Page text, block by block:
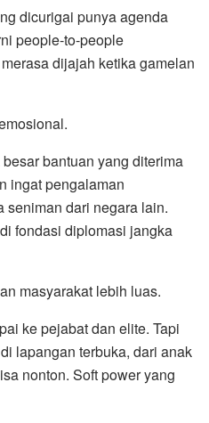
dicurigai punya agenda
people-to-people
dijajah ketika gamelan
bantuan yang diterima
ingat pengalaman
seniman dari negara lain.
fondasi diplomasi jangka
masyarakat lebih luas.
ke pejabat dan elite. Tapi
lapangan terbuka, dari anak
nonton. Soft power yang